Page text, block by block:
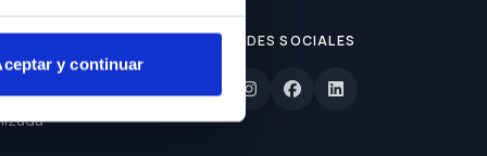
y continuar
REDES SOCIALES